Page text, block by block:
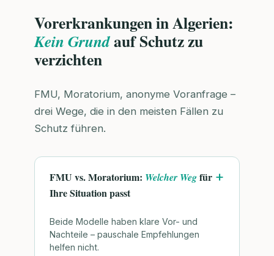
Vorerkrankungen in Algerien:
Kein Grundauf Schutz zu
verzichten
FMU, Moratorium, anonyme Voranfrage –
drei Wege, die in den meisten Fällen zu
Schutz führen.
FMU vs. Moratorium: Welcher Wegfür
Ihre Situation passt
Beide Modelle haben klare Vor- und
Nachteile – pauschale Empfehlungen
helfen nicht.